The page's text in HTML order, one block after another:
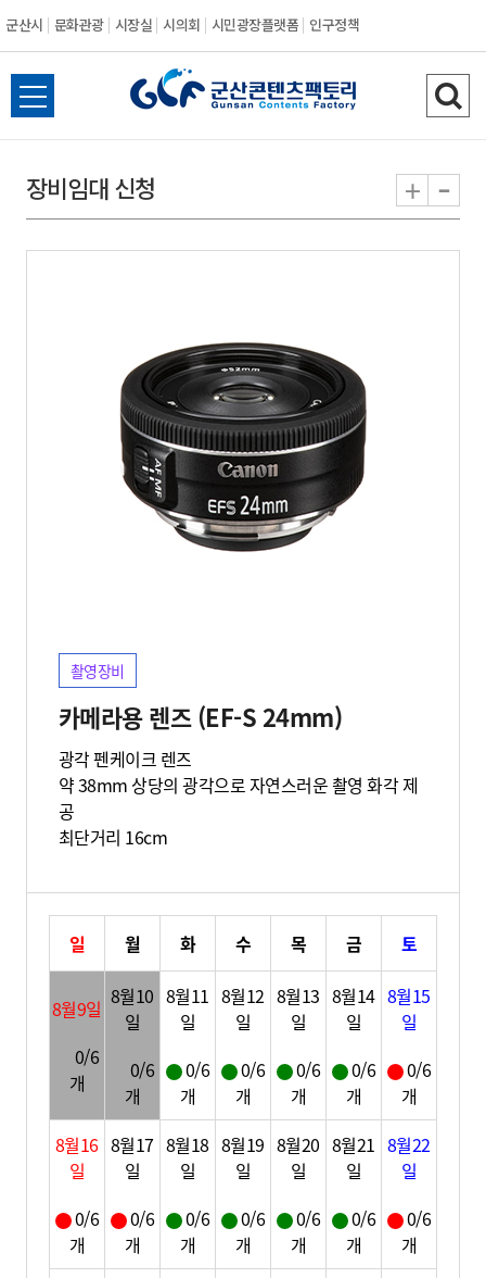
군산시 문화관광 시장실 시의회 시민광장플랫폼 인구정책
전
체
뉴
열
검
색
기
장비임대 신청 + -
촬영장비
카메라용 렌즈 (EF-S 24mm)
광각 펜케이크 렌즈
약 38mm 상당의 광각으로 자연스러운 촬영 화각 제
공
최단거리 16cm
일 월 화 수 목 금 토
8월9일
0/6
개
8월10
일
0/6
개
8월11
일
0/6
개
8월12
일
0/6
개
8월13
일
0/6
개
8월14
일
0/6
개
8월15
일
0/6
개
8월16
일
0/6
개
8월17
일
0/6
개
8월18
일
0/6
개
8월19
일
0/6
개
8월20
일
0/6
개
8월21
일
0/6
개
8월22
일
0/6
개